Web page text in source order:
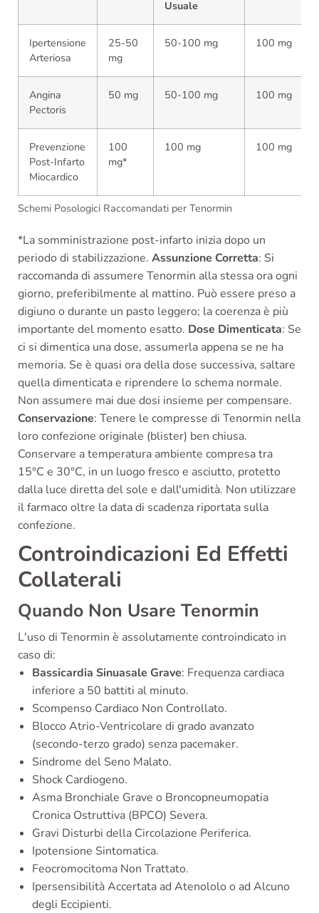
Schemi Posologici Raccomandati per Tenormin
Usuale
Ipertensione
Arteriosa
25-50
mg
50-100 mg 100 mg
Angina
Pectoris
50 mg 50-100 mg 100 mg
Prevenzione
Post-Infarto
Miocardico
100
mg*
100 mg 100 mg
*La somministrazione post-infarto inizia dopo un
periodo di stabilizzazione. Assunzione Corretta: Si
raccomanda di assumere Tenormin alla stessa ora ogni
giorno, preferibilmente al mattino. Può essere preso a
digiuno o durante un pasto leggero; la coerenza è più
importante del momento esatto. Dose Dimenticata: Se
ci si dimentica una dose, assumerla appena se ne ha
memoria. Se è quasi ora della dose successiva, saltare
quella dimenticata e riprendere lo schema normale.
Non assumere mai due dosi insieme per compensare.
Conservazione: Tenere le compresse di Tenormin nella
loro confezione originale (blister) ben chiusa.
Conservare a temperatura ambiente compresa tra
15°C e 30°C, in un luogo fresco e asciutto, protetto
dalla luce diretta del sole e dall'umidità. Non utilizzare
il farmaco oltre la data di scadenza riportata sulla
confezione.
Controindicazioni Ed Effetti
Collaterali
Quando Non Usare Tenormin
L'uso di Tenormin è assolutamente controindicato in
caso di:
Bassicardia Sinuasale Grave: Frequenza cardiaca
inferiore a 50 battiti al minuto.
Scompenso Cardiaco Non Controllato.
Blocco Atrio-Ventricolare di grado avanzato
(secondo-terzo grado) senza pacemaker.
Sindrome del Seno Malato.
Shock Cardiogeno.
Asma Bronchiale Grave o Broncopneumopatia
Cronica Ostruttiva (BPCO) Severa.
Gravi Disturbi della Circolazione Periferica.
Ipotensione Sintomatica.
Feocromocitoma Non Trattato.
Ipersensibilità Accertata ad Atenololo o ad Alcuno
degli Eccipienti.